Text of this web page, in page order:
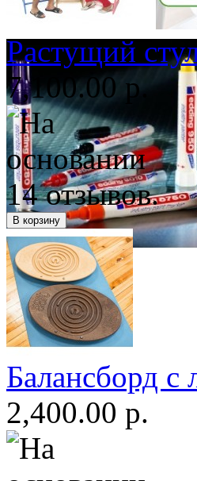
Растущий
7,100.00 р.
Балансборд с
2,400.00 р.